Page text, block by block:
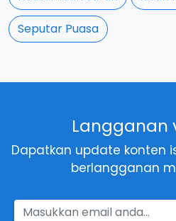
Seputar Puasa
Langganan
Dapatkan update konten
berlangganan